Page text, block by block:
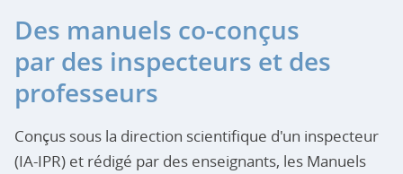
Des manuels co-conçus
par des inspecteurs et des
professeurs
Conçus sous la direction scientifique d'un inspecteur
(IA-IPR) et rédigé par des enseignants, les Manuels